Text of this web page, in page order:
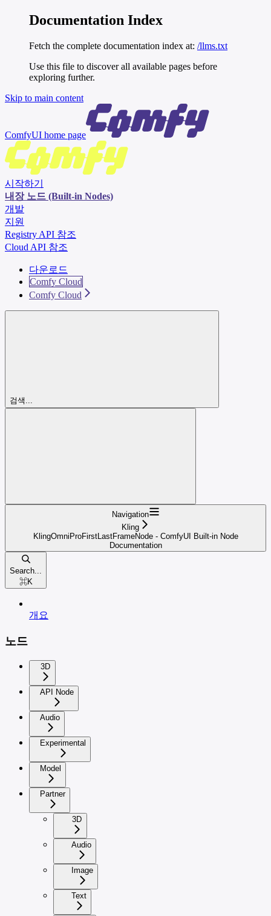
Documentation Index
Fetch the complete documentation index at: /llms.txt
Use this file to discover all available pages before
exploring further.
Skip to main content
ComfyUI home page
시작하기
내장 노드 (Built-in Nodes)
개발
지원
Registry API 참조
Cloud API 참조
다운로드
Comfy Cloud
Comfy Cloud
검색...
Navigation
Kling
KlingOmniProFirstLastFrameNode - ComfyUI Built-in Node
Documentation
Search...
⌘K
개요
노드
3D
API Node
Audio
Experimental
Model
Partner
3D
Audio
Image
Text